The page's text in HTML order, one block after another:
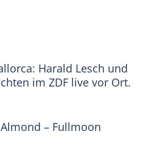
Harald Lesch und
im ZDF live vor Ort.
– Fullmoon